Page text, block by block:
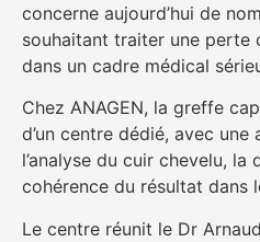
concerne aujourd’hui de
souhaitant traiter une perte
dans un cadre médical
Chez ANAGEN, la greffe
d’un centre dédié, avec
l’analyse du cuir chevelu,
cohérence du résultat dans
Le centre réunit le Dr